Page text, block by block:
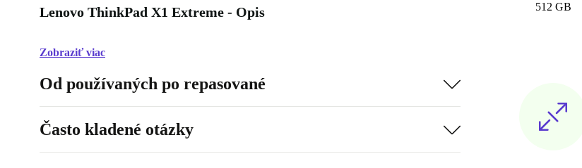
512 GB
Lenovo ThinkPad X1 Extreme - Opis
Zobraziť viac
Od používaných po repasované
Často kladené otázky